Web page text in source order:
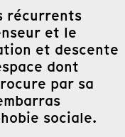
récurrents
et le
et descente
dont
par sa
sociale.